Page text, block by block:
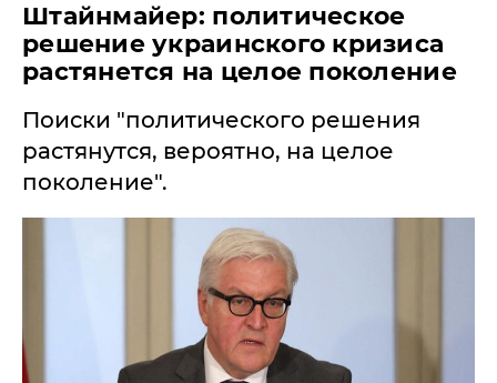
Штайнмайер: политическое
решение украинского кризиса
растянется на целое поколение
Поиски "политического решения
растянутся, вероятно, на целое
поколение".